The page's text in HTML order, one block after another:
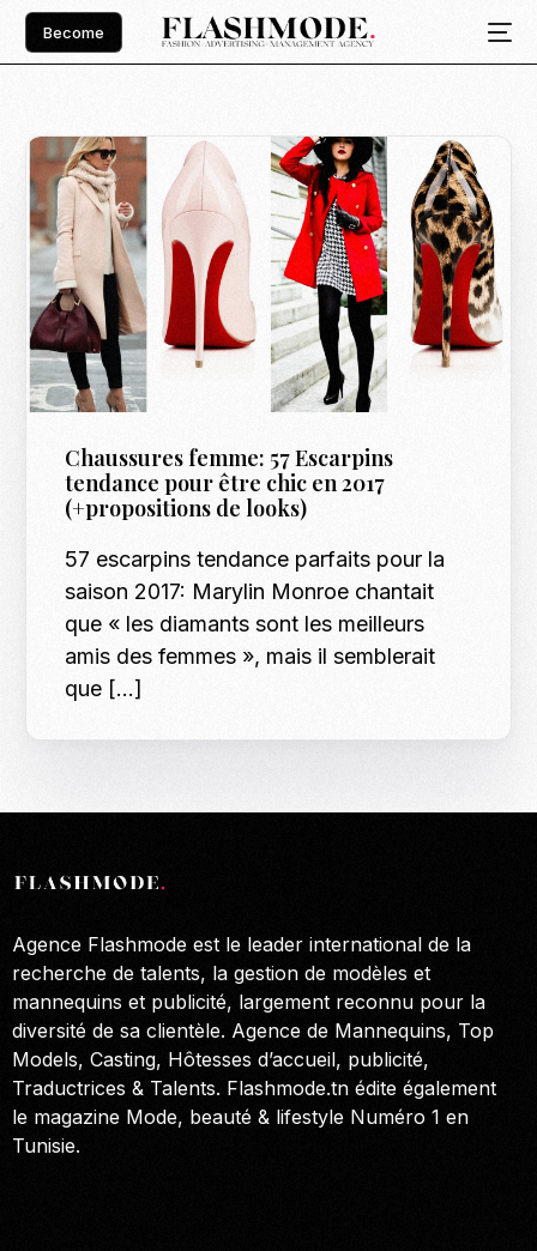
Become
Chaussures femme: 57 Escarpins
tendance pour être chic en 2017
(+propositions de looks)
57 escarpins tendance parfaits pour la
saison 2017: Marylin Monroe chantait
que « les diamants sont les meilleurs
amis des femmes », mais il semblerait
que […]
Agence Flashmode est le leader international de la
recherche de talents, la gestion de modèles et
mannequins et publicité, largement reconnu pour la
diversité de sa clientèle. Agence de Mannequins, Top
Models, Casting, Hôtesses d’accueil, publicité,
Traductrices & Talents. Flashmode.tn édite également
le magazine Mode, beauté & lifestyle Numéro 1 en
Tunisie.